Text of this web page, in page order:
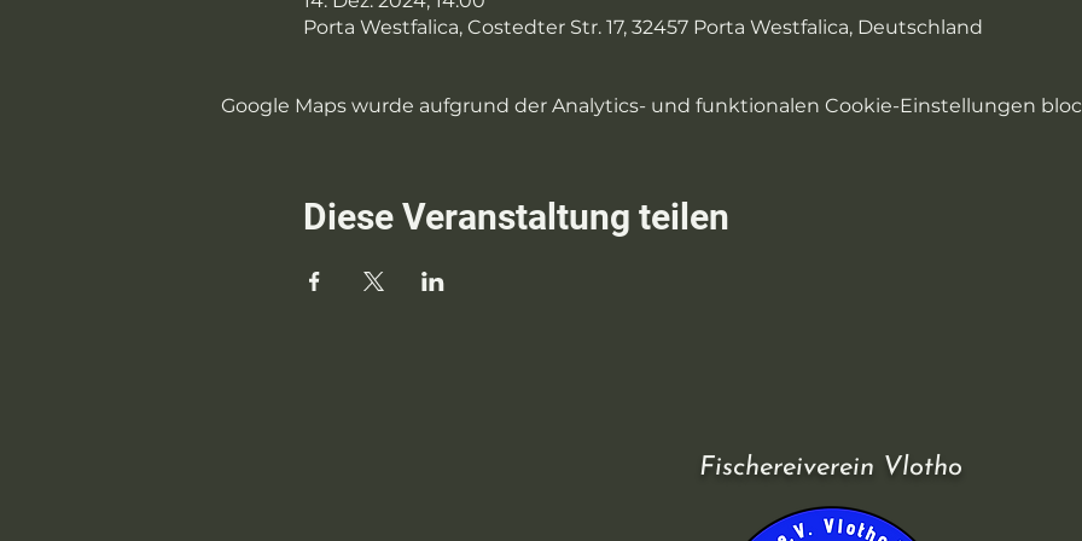
Porta Westfalica, Costedter Str. 17, 32457 Porta Westfalica, Deutschland
Google Maps wurde aufgrund der Analytics- und funktionalen Cookie-Einstellungen
Diese Veranstaltung teilen
Fischereiverein Vlotho